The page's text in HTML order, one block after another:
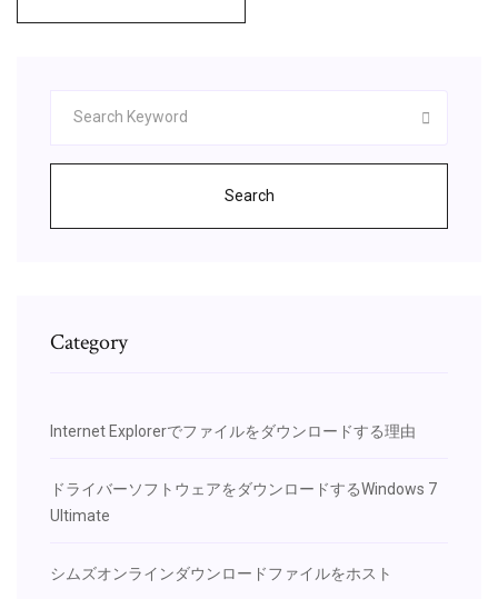
Search
Category
Internet Explorerでファイルをダウンロードする理由
ドライバーソフトウェアをダウンロードするWindows 7
Ultimate
シムズオンラインダウンロードファイルをホスト